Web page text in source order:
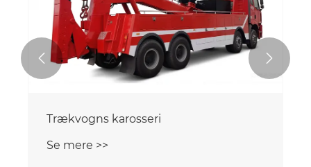
Trækvogns karosseri
Se mere >>
 